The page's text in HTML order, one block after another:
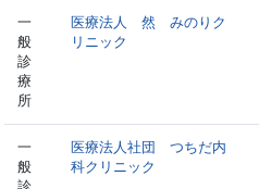
一
般
診
療
所
医療法人 然 みのりク
リニック
一
般
医療法人社団 つちだ内
科クリニック